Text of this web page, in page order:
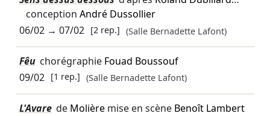
conception André Dussollier
06/02→ 07/02 [2 rep.] (Salle Bernadette Lafont)
Fêu chorégraphie Fouad Boussouf
09/02 [1 rep.] (Salle Bernadette Lafont)
L'Avare de Molièremise en scène Benoît Lambert